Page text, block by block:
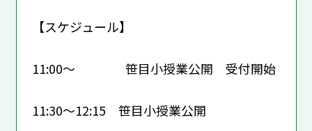
【スケジュール】
11:00～ 笹目小授業公開 受付開始
11:30～12:15 笹目小授業公開